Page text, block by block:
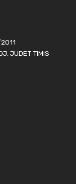
JUDET TIMIS